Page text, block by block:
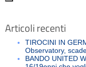
Articoli recenti
TIROCINI IN
Observatory,
BANDO UNITED